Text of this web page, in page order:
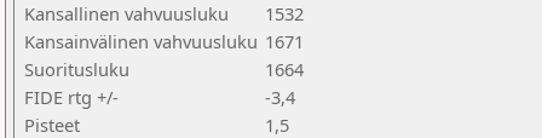
Kansallinen vahvuusluku
1532
Kansainvälinen vahvuusluku 1671
Suoritusluku
1664
FIDE rtg +/-
-3,4
Pisteet
1,5